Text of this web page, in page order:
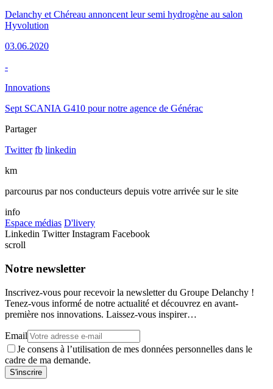
Delanchy et Chéreau annoncent leur semi hydrogène au salon
Hyvolution
03.06.2020
-
Innovations
Sept SCANIA G410 pour notre agence de Générac
Partager
Twitter fb linkedin
km
parcourus par nos conducteurs depuis votre arrivée sur le site
info
Espace médias D'livery
Linkedin Twitter Instagram Facebook
scroll
Notre newsletter
Inscrivez-vous pour recevoir la newsletter du Groupe Delanchy !
Tenez-vous informé de notre actualité et découvrez en avant-
première nos innovations. Laissez-vous inspirer…
Email
Je consens à l’utilisation de mes données personnelles dans le
cadre de ma demande.